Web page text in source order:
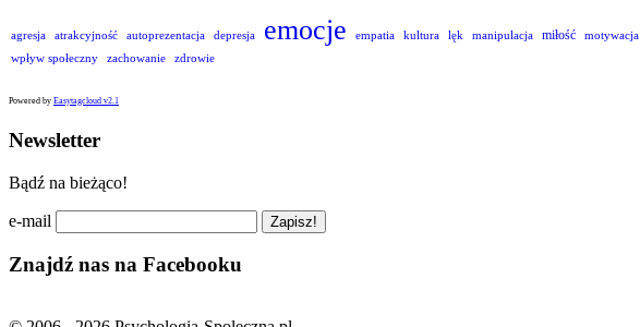
agresja atrakcyjność autoprezentacja depresja emocje empatia kultura lęk manipulacja miłość motywacja
wpływ społeczny
zachowanie zdrowie
Powered by Easytagcloud v2.1
Newsletter
Bądź na bieżąco!
e-mail
Znajdź nas na Facebooku